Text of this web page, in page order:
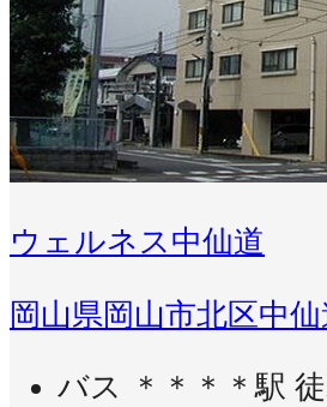
ウェルネス中仙道
岡山県岡山市北区中
バス ＊＊＊＊駅